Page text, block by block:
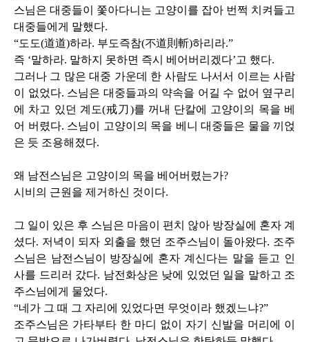
스님은 대중들이 쫓아다니는 고양이를 잡아 번쩍 치켜들고
대중들에게 말했다.
“도도(道道)하라. 부도즉참(不道則斬)하리라.”
즉 ‘말하라. 말하지 못하면 즉시 베어버리겠다’고 했다.
그러나 그 많은 대중 가운데 한 사람도 나서서 이르는 사람
이 없었다. 스님은 대중들과의 약속을 어길 수 없어 옆구리
에 차고 있던 계도(戒刀 )를 꺼내 단칼에 고양이의 목을 베
어 버렸다. 스님이 고양이의 목을 베니 대중들은 물을 끼얹
은 듯 조용해졌다.
왜 남전스님은 고양이의 목을 베어버렸는가?
시비의 근원을 제거하신 것이다.
그 일이 있은 후 스님은 마음이 편치 않아 방장실에 혼자 계
셨다. 저녁이 되자 외출을 했던 조주스님이 돌아왔다. 조주
스님은 남전스님이 방장실에 혼자 계신다는 말을 듣고 인
사를 드리러 갔다. 남전화상은 낮에 있었던 일을 말하고 조
주스님에게 물었다.
“네가 그 때 그 자리에 있었다면 무엇이라 했겠느냐?”
조주스님은 가타부타 한 마디 없이 자기 신발을 머리에 이